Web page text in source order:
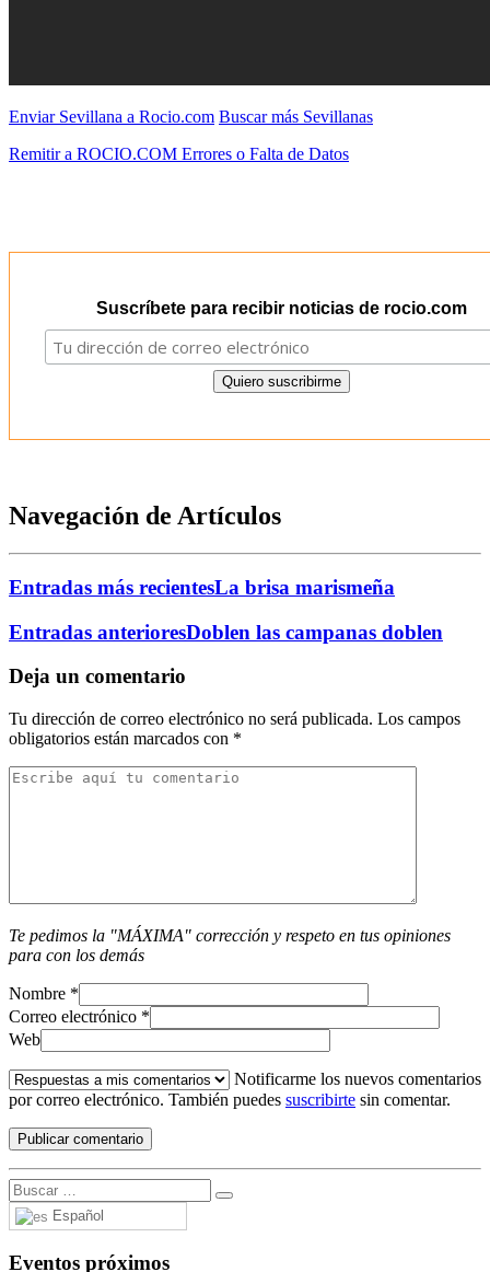
Enviar Sevillana a Rocio.com Buscar más Sevillanas
Remitir a ROCIO.COM Errores o Falta de Datos
Suscríbete para recibir noticias de rocio.com
Navegación de Artículos
Entradas más recientesLa brisa marismeña
Entradas anterioresDoblen las campanas doblen
Deja un comentario
Tu dirección de correo electrónico no será publicada. Los campos
obligatorios están marcados con *
Te pedimos la "MÁXIMA" corrección y respeto en tus opiniones
para con los demás
Nombre *
Correo electrónico *
Web
Notificarme los nuevos comentarios
por correo electrónico. También puedes suscribirte sin comentar.
Español
Eventos próximos